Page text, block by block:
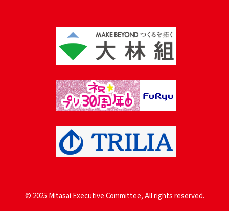
© 2025 Mitasai Executive Committee, All rights reserved.